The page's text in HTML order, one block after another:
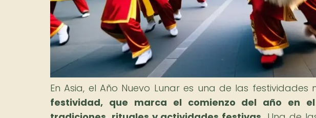
En Asia, el Año Nuevo Lunar es una de las
festividad, que marca el comienzo del año en